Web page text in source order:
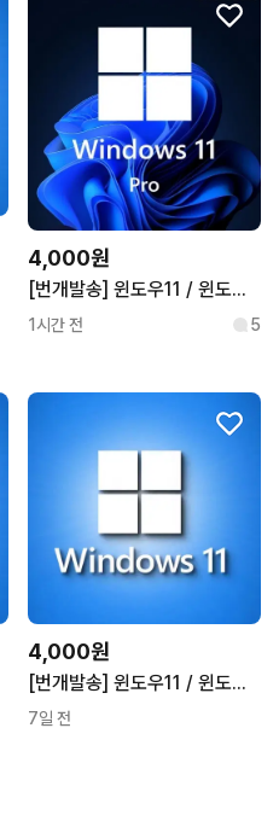
4,000원
[번개발송] 윈도우11 / 윈도우10 프로 홈 정품키 오피스2021
1시간 전 5
4,000원
[번개발송] 윈도우11 / 윈도우10 프로 홈 정품키 오피스2021
7일 전